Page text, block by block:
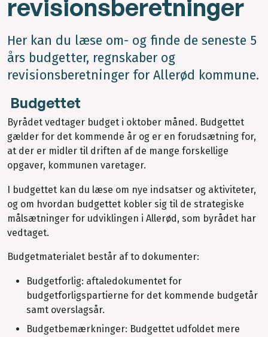
revisionsberetninger
Her kan du læse om- og finde de seneste 5
års budgetter, regnskaber og
revisionsberetninger for Allerød kommune.
Budgettet
Byrådet vedtager budget i oktober måned. Budgettet
gælder for det kommende år og er en forudsætning for,
at der er midler til driften af de mange forskellige
opgaver, kommunen varetager.
I budgettet kan du læse om nye indsatser og aktiviteter,
og om hvordan budgettet kobler sig til de strategiske
målsætninger for udviklingen i Allerød, som byrådet har
vedtaget.
Budgetmaterialet består af to dokumenter:
Budgetforlig: aftaledokumentet for
budgetforligspartierne for det kommende budgetår
samt overslagsår.
Budgetbemærkninger: Budgettet udfoldet mere